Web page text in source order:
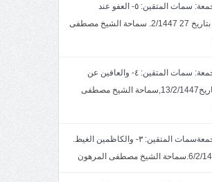
خطبة الجمعة: سمات المتقين: ٥- العفو عند
المقدرة. بتاريخ 27 2/1447. سماحة الشيخ مصطفى
خطبة الجمعة: سمات المتقين: ٤- والعافين عن
الناس.بتاريخ13/2/1447,سماحة الشيخ مصطفى
خطبة الجمعةسمات المتقين: ٣- والكاظمين الغيظ.